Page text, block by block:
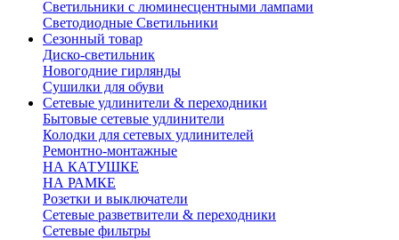
Светильники с люминесцентными лампами
Светодиодные Светильники
Сезонный товар
Диско-светильник
Новогодние гирлянды
Сушилки для обуви
Сетевые удлинители & переходники
Бытовые сетевые удлинители
Колодки для сетевых удлинителей
Ремонтно-монтажные
НА КАТУШКЕ
НА РАМКЕ
Розетки и выключатели
Сетевые разветвители & переходники
Сетевые фильтры